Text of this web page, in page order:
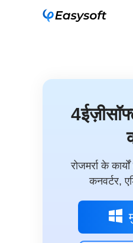
रोजमर्रा के
कनवर्टर,